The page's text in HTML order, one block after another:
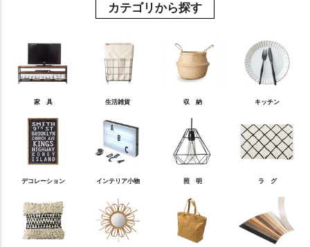
カテゴリから探す
家 具 生活雑貨 収 納 キッチン
デコレーション インテリア小物 照 明 ラ グ